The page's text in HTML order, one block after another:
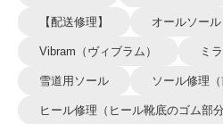
【配送修理】 オールソール
Vibram（ヴィブラム） ミ
雪道用ソール ソール修理（
ヒール修理（ヒール靴底のゴム部分